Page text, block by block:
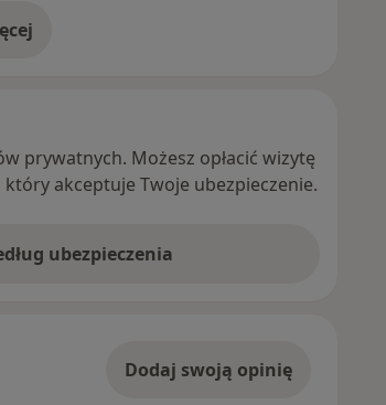
prywatnych. Możesz opłacić wizytę
akceptuje Twoje ubezpieczenie.
ubezpieczenia
Dodaj swoją opinię